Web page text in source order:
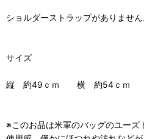
ショルダーストラップがありません
サイズ
縦 約49ｃｍ 横 約54ｃｍ
※このお品は米軍のバッグのユーズ